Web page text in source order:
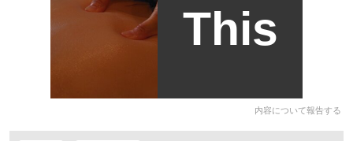
This
内容について報告する